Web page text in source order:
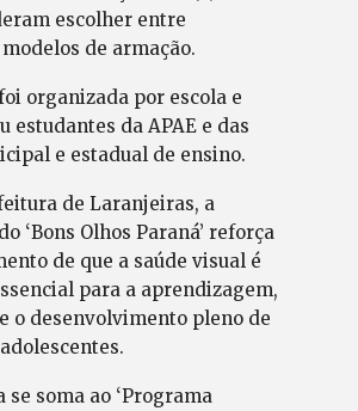
escolher entre
de armação.
organizada por escola e
estudantes da APAE e das
e estadual de ensino.
de Laranjeiras, a
‘Bons Olhos Paraná’ reforça
de que a saúde visual é
para a aprendizagem,
o desenvolvimento pleno de
soma ao ‘Programa